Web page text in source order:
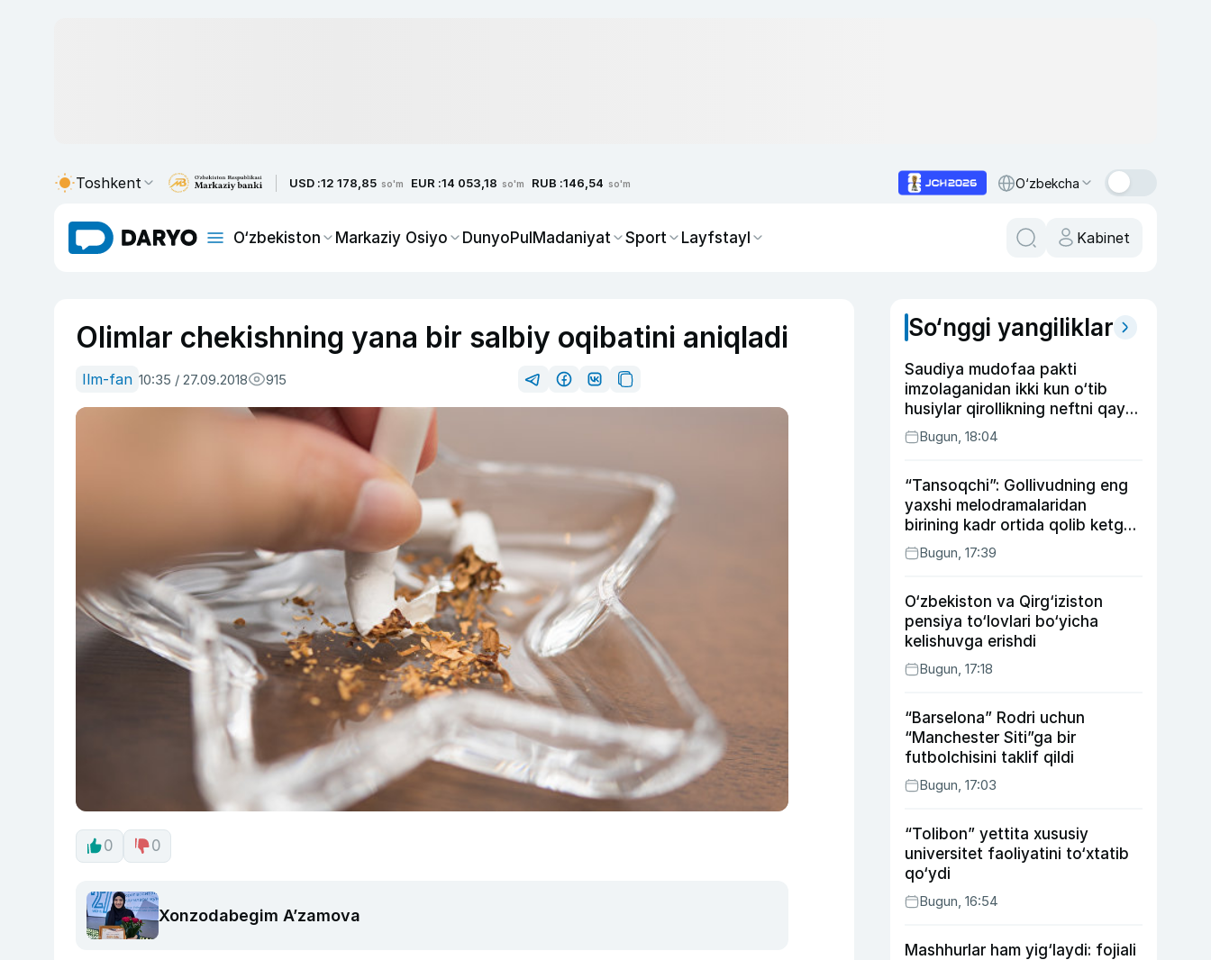
Toshkent USD :12 178,85 so'm EUR :14 053,18 so'm RUB :146,54 so'm O‘zbekcha
O‘zbekiston Markaziy Osiyo DunyoPulMadaniyat Sport Layfstayl Kabinet
Olimlar chekishning yana bir salbiy oqibatini aniqladi
Ilm-fan 10:35 / 27.09.2018 915
0 0
Xonzodabegim A’zamova
So‘nggi yangiliklar
Saudiya mudofaa pakti
imzolaganidan ikki kun o‘tib
husiylar qirollikning neftni qayta
ishlash zavodiga hujum qildi
Bugun, 18:04
“Tansoqchi”: Gollivudning eng
yaxshi melodramalaridan
birining kadr ortida qolib ketgan
voqealari
Bugun, 17:39
O‘zbekiston va Qirg‘iziston
pensiya to‘lovlari bo‘yicha
kelishuvga erishdi
Bugun, 17:18
“Barselona” Rodri uchun
“Manchester Siti”ga bir
futbolchisini taklif qildi
Bugun, 17:03
“Tolibon” yettita xususiy
universitet faoliyatini to‘xtatib
qo‘ydi
Bugun, 16:54
Mashhurlar ham yig‘laydi: fojiali